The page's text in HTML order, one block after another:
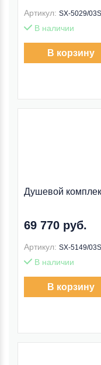
Артикул: SX-5029/
В наличии
В корзину
Душевой
69 770 руб.
Артикул: SX-5149/
В наличии
В корзину